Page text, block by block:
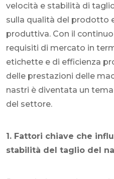
velocità e stabilità di
sulla qualità del prodotto
produttiva. Con il
requisiti di mercato in
etichette e di efficienza
delle prestazioni delle
nastri è diventata un
del settore.
1. Fattori chiave che
stabilità del taglio del